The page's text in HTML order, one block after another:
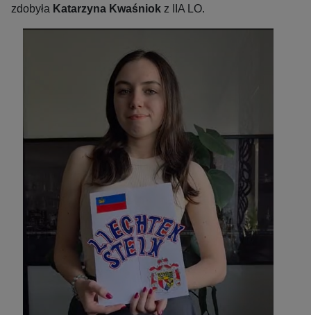
zdobyła Katarzyna Kwaśniok z IIA LO.